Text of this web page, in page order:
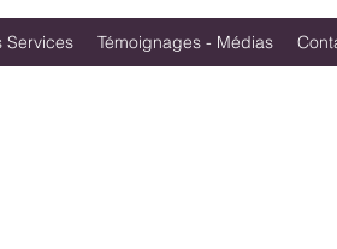
Services Témoignages - Médias